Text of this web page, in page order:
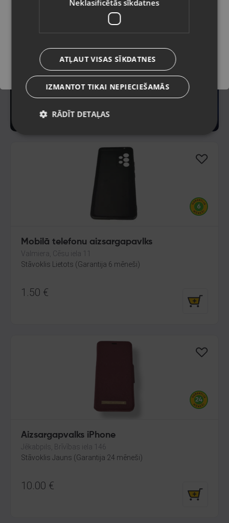
Mobilā telefonu aizsargapavlks
Valmiera, Cēsu iela 11
Stāvoklis Lietots (Garantija 6 mēneši)
1.50 €
Aizsargapvalks iPhone
Jēkabpils, Brīvības iela 146
Stāvoklis Jauns (Garantija 24 mēneši)
10.00 €
Saglabāt
Neklasificētās sīkdatnes
ATĻAUT VISAS SĪKDATNES
IZMANTOT TIKAI NEPIECIEŠAMĀS
RĀDĪT DETAĻAS